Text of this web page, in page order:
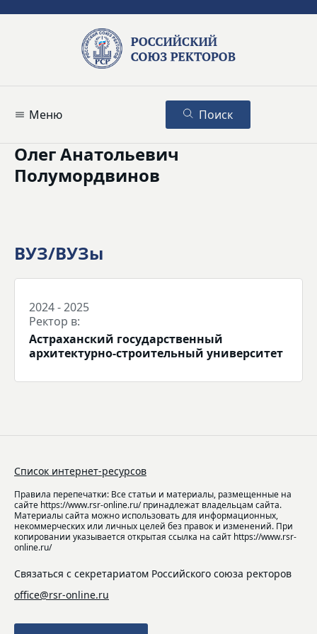
Меню Поиск
Олег Анатольевич
Полумордвинов
ВУЗ/ВУЗы
2024 - 2025
Ректор в:
Астраханский государственный
архитектурно-строительный университет
Список интернет-ресурсов
Правила перепечатки: Все статьи и материалы, размещенные на
сайте https://www.rsr-online.ru/ принадлежат владельцам сайта.
Материалы сайта можно использовать для информационных,
некоммерческих или личных целей без правок и изменений. При
копировании указывается открытая ссылка на сайт https://www.rsr-
online.ru/
Связаться с секретариатом Российского союза ректоров
office@rsr-online.ru